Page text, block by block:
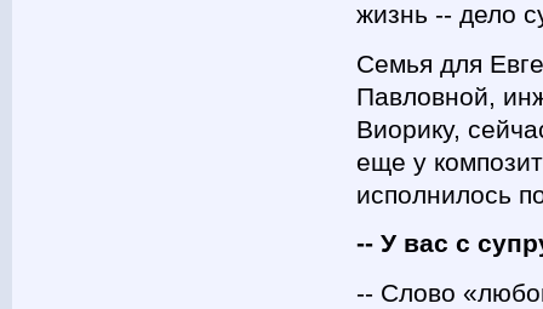
жизнь -- дело
Семья для
Павловной,
Виорику,
еще у
исполнилось
-- У вас с
-- Слово